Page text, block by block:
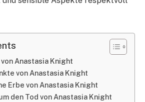
Anastasia Knight
von Anastasia Knight
Erbe von Anastasia Knight
den Tod von Anastasia Knight